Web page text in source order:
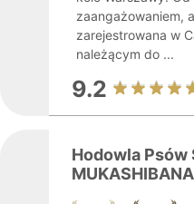
zaangażowaniem,
zarejestrowana w
należącym do ...
9.2
Hodowla Psów